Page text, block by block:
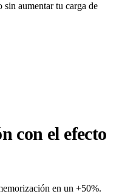
sin aumentar tu carga de
con el efecto
en un +50%.